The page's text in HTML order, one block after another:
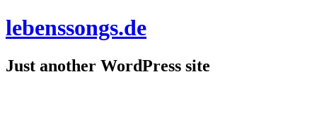
lebenssongs.de
Just another WordPress site